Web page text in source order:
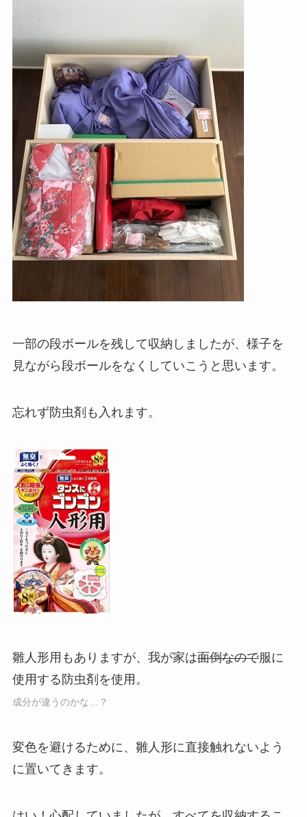
一部の段ボールを残して収納しましたが、様子を
見ながら段ボールをなくしていこうと思います。
忘れず防虫剤も入れます。
雛人形用もありますが、我が家は面倒なので服に
使用する防虫剤を使用。
成分が違うのかな…？
変色を避けるために、雛人形に直接触れないよう
に置いてきます。